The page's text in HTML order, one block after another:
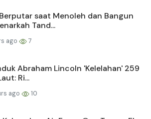
saat Menoleh dan Bangun
Tand...
ago 7
Abraham Lincoln 'Kelelahan' 259
Ri...
ago 10